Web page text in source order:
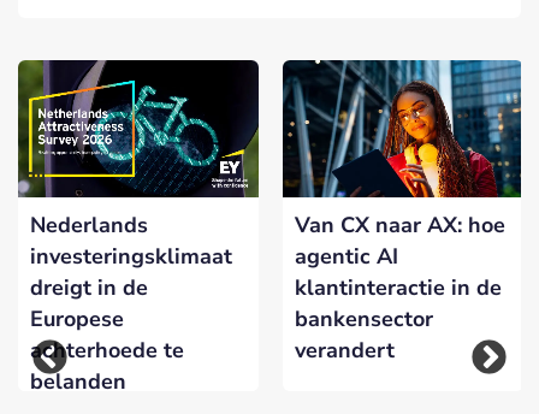
Nederlands
investeringsklimaat
dreigt in de
Europese
achterhoede te
belanden
Van CX naar AX: hoe
agentic AI
klantinteractie in de
bankensector
verandert